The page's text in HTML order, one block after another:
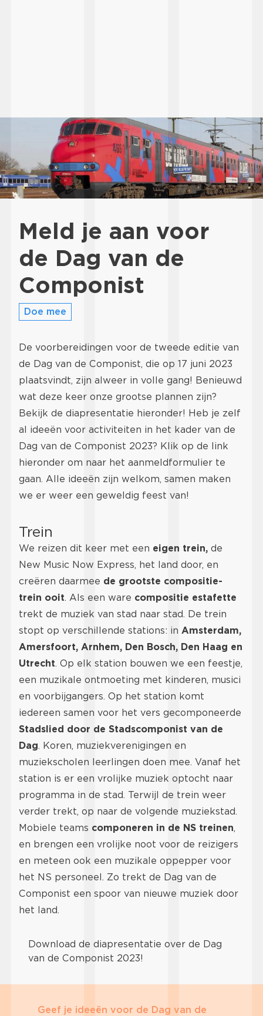
Meld je aan voor
de Dag van de
Componist
Doe mee
De voorbereidingen voor de tweede editie van
de Dag van de Componist, die op 17 juni 2023
plaatsvindt, zijn alweer in volle gang! Benieuwd
wat deze keer onze grootse plannen zijn?
Bekijk de diapresentatie hieronder! Heb je zelf
al ideeën voor activiteiten in het kader van de
Dag van de Componist 2023? Klik op de link
hieronder om naar het aanmeldformulier te
gaan. Alle ideeën zijn welkom, samen maken
we er weer een geweldig feest van!
Trein
We reizen dit keer met een eigen trein, de
New Music Now Express, het land door, en
creëren daarmee de grootste compositie-
trein ooit. Als een ware compositie estafette
trekt de muziek van stad naar stad. De trein
stopt op verschillende stations: in Amsterdam,
Amersfoort, Arnhem, Den Bosch, Den Haag en
Utrecht. Op elk station bouwen we een feestje,
een muzikale ontmoeting met kinderen, musici
en voorbijgangers. Op het station komt
iedereen samen voor het vers gecomponeerde
Stadslied door de Stadscomponist van de
Dag. Koren, muziekverenigingen en
muziekscholen leerlingen doen mee. Vanaf het
station is er een vrolijke muziek optocht naar
programma in de stad. Terwijl de trein weer
verder trekt, op naar de volgende muziekstad.
Mobiele teams componeren in de NS treinen,
en brengen een vrolijke noot voor de reizigers
en meteen ook een muzikale oppepper voor
het NS personeel. Zo trekt de Dag van de
Componist een spoor van nieuwe muziek door
het land.
Download de diapresentatie over de Dag
van de Componist 2023!
Geef je ideeën voor de Dag van de